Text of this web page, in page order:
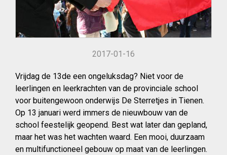
2017-01-16
Vrijdag de 13de een ongeluksdag? Niet voor de
leerlingen en leerkrachten van de provinciale school
voor buitengewoon onderwijs De Sterretjes in Tienen.
Op 13 januari werd immers de nieuwbouw van de
school feestelijk geopend. Best wat later dan gepland,
maar het was het wachten waard. Een mooi, duurzaam
en multifunctioneel gebouw op maat van de leerlingen.